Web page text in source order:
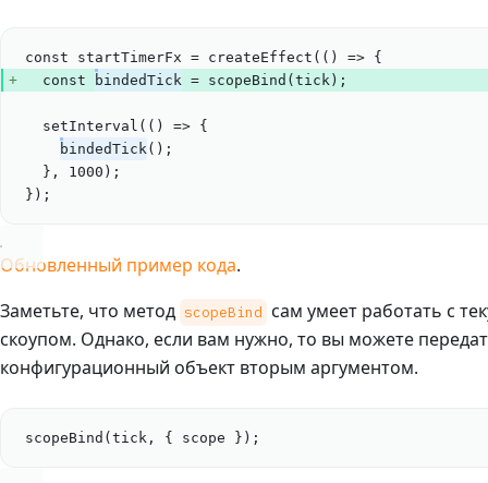
const startTimerFx = createEffect (() => {
const
bindedTick = scopeBind ( tick);
setInterval (() => {
bindedTick();
}, 1000 );
});
Обновленный пример кода.
Заметьте, что метод scopeBind сам умеет работать с
скоупом. Однако, если вам нужно, то вы можете
конфигурационный объект вторым аргументом.
scopeBind ( tick, { scope });